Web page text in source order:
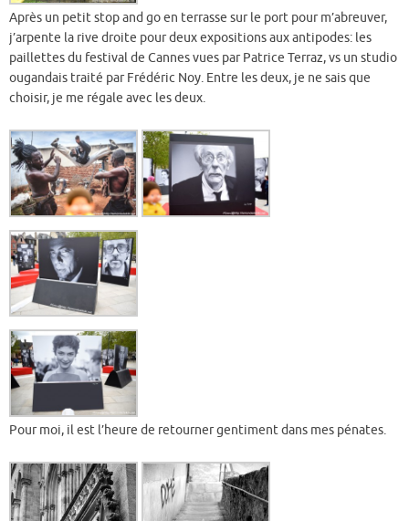
Après un petit stop and go en terrasse sur le port pour m’abreuver,
j’arpente la rive droite pour deux expositions aux antipodes: les
paillettes du festival de Cannes vues par Patrice Terraz, vs un studio
ougandais traité par Frédéric Noy. Entre les deux, je ne sais que
choisir, je me régale avec les deux.
Pour moi, il est l’heure de retourner gentiment dans mes pénates.